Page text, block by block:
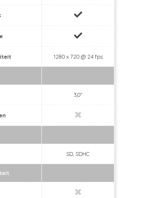
1280 x 720 @ 24 fps
3,0"
SD, SDHC